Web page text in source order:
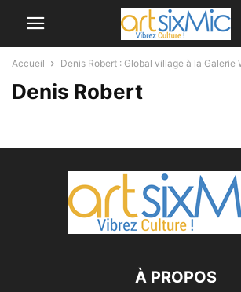
Accueil Denis Robert : Global village à la Galerie
Denis Robert
À PROPOS